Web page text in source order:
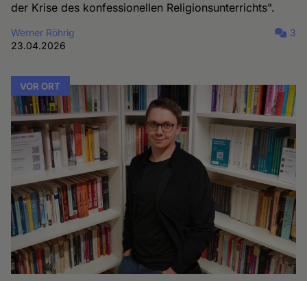
der Krise des konfessionellen Religionsunterrichts".
Werner Röhrig
23.04.2026
3
VOR ORT